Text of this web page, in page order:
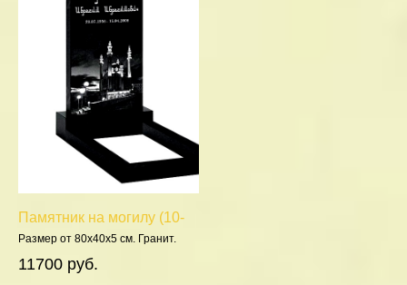
Памятник на могилу (10-
210)
Размер от 80х40х5 см. Гранит.
11700 руб.